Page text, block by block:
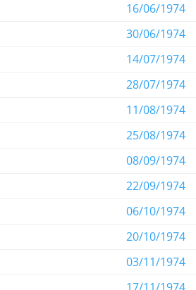
16/06/1974
30/06/1974
14/07/1974
28/07/1974
11/08/1974
25/08/1974
08/09/1974
22/09/1974
06/10/1974
20/10/1974
03/11/1974